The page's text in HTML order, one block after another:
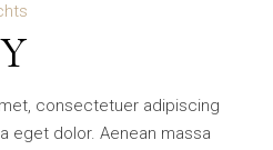
consectetuer adipiscing
eget dolor. Aenean massa